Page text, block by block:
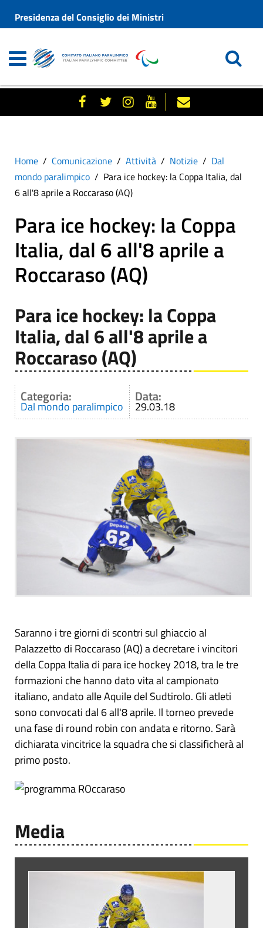
Presidenza del Consiglio dei Ministri
Home Comunicazione Attività Notizie
Dal
mondo paralimpico
Para ice hockey: la Coppa Italia, dal
6 all'8 aprile a Roccaraso (AQ)
Para ice hockey: la Coppa
Italia, dal 6 all'8 aprile a
Roccaraso (AQ)
Para ice hockey: la Coppa
Italia, dal 6 all'8 aprile a
Roccaraso (AQ)
Categoria:
Dal mondo paralimpico
Data:
29.03.18
Saranno i tre giorni di scontri sul ghiaccio al
Palazzetto di Roccaraso (AQ) a decretare i vincitori
della Coppa Italia di para ice hockey 2018, tra le tre
formazioni che hanno dato vita al campionato
italiano, andato alle Aquile del Sudtirolo. Gli atleti
sono convocati dal 6 all'8 aprile. Il torneo prevede
una fase di round robin con andata e ritorno. Sarà
dichiarata vincitrice la squadra che si classificherà al
primo posto.
Media